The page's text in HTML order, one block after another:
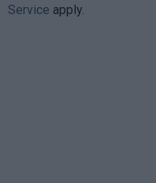
Service apply.